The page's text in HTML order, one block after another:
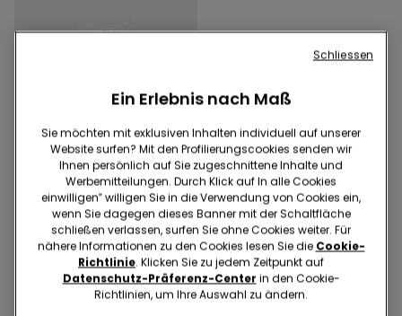
3x 12,99 €
4 Farben
Top mit schmalen Trägern
für Mädchen
Ein Erlebnis nach Maß
Sie möchten mit exklusiven Inhalten individuell auf unserer
Website surfen? Mit den Profilierungscookies senden wir
Ihnen persönlich auf Sie zugeschnittene Inhalte und
Werbemitteilungen. Durch Klick auf In alle Cookies
einwilligen‟ willigen Sie in die Verwendung von Cookies ein,
wenn Sie dagegen dieses Banner mit der Schaltfläche
schließen verlassen, surfen Sie ohne Cookies weiter. Für
nähere Informationen zu den Cookies lesen Sie die Cookie-
Richtlinie. Klicken Sie zu jedem Zeitpunkt auf
Datenschutz-Präferenz-Center in den Cookie-
Richtlinien, um Ihre Auswahl zu ändern.
Schliessen